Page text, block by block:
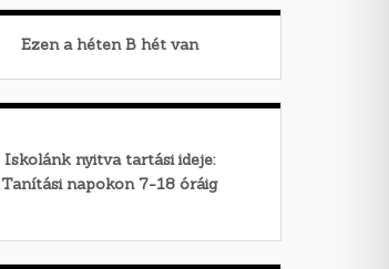
Ezen a héten Bhét van
Iskolánk nyitva tartási ideje:
Tanítási napokon 7-18 óráig